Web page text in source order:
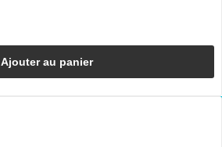
Ajouter au panier